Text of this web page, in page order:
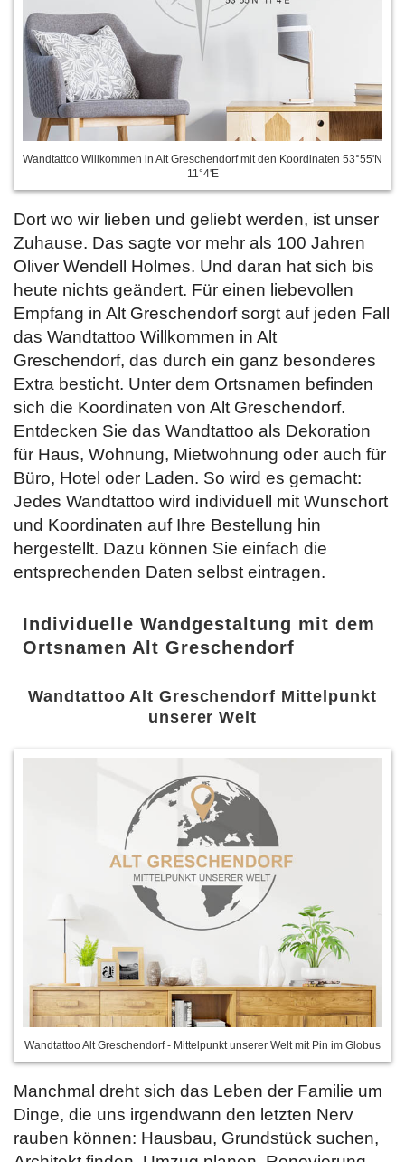
Wandtattoo Willkommen in Alt Greschendorf mit den Koordinaten 53°55'N
11°4'E
Dort wo wir lieben und geliebt werden, ist unser
Zuhause. Das sagte vor mehr als 100 Jahren
Oliver Wendell Holmes. Und daran hat sich bis
heute nichts geändert. Für einen liebevollen
Empfang in Alt Greschendorf sorgt auf jeden Fall
das Wandtattoo Willkommen in Alt
Greschendorf, das durch ein ganz besonderes
Extra besticht. Unter dem Ortsnamen befinden
sich die Koordinaten von Alt Greschendorf.
Entdecken Sie das Wandtattoo als Dekoration
für Haus, Wohnung, Mietwohnung oder auch für
Büro, Hotel oder Laden. So wird es gemacht:
Jedes Wandtattoo wird individuell mit Wunschort
und Koordinaten auf Ihre Bestellung hin
hergestellt. Dazu können Sie einfach die
entsprechenden Daten selbst eintragen.
Individuelle Wandgestaltung mit dem
Ortsnamen Alt Greschendorf
Wandtattoo Alt Greschendorf Mittelpunkt
unserer Welt
Wandtattoo Alt Greschendorf - Mittelpunkt unserer Welt mit Pin im Globus
Manchmal dreht sich das Leben der Familie um
Dinge, die uns irgendwann den letzten Nerv
rauben können: Hausbau, Grundstück suchen,